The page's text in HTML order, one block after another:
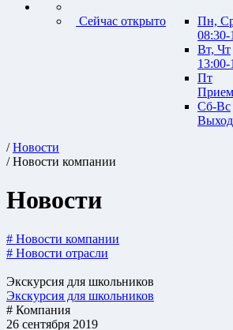
Сейчас открыто
Пн,
08:30-
Вт, Чт
13:00-
Пт
Сб-Вс
/Новости
/ Новости компании
Новости
# Новости компании
# Новости отрасли
Экскурсия для школьников
Экскурсия для школьников
# Компания
26 сентября 2019